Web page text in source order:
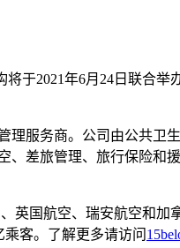
于2021年6月24日联合举
服务商。公司由公共卫
、差旅管理、旅行保险和
、英国航空、瑞安航空
客。了解更多请访问